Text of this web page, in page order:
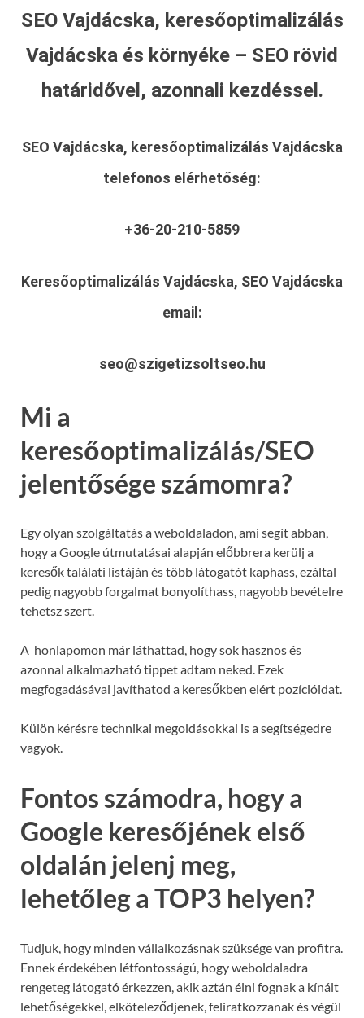
SEO Vajdácska, keresőoptimalizálás
Vajdácska és környéke – SEO rövid
határidővel, azonnali kezdéssel.
SEO Vajdácska, keresőoptimalizálás Vajdácska
telefonos elérhetőség:
+36-20-210-5859
Keresőoptimalizálás Vajdácska, SEO Vajdácska
email:
seo@szigetizsoltseo.hu
Mi a
keresőoptimalizálás/SEO
jelentősége számomra?
Egy olyan szolgáltatás a weboldaladon, ami segít abban,
hogy a Google útmutatásai alapján előbbrera kerülj a
keresők találati listáján és több látogatót kaphass, ezáltal
pedig nagyobb forgalmat bonyolíthass, nagyobb bevételre
tehetsz szert.
A honlapomon már láthattad, hogy sok hasznos és
azonnal alkalmazható tippet adtam neked. Ezek
megfogadásával javíthatod a keresőkben elért pozícióidat.
Külön kérésre technikai megoldásokkal is a segítségedre
vagyok.
Fontos számodra, hogy a
Google keresőjének első
oldalán jelenj meg,
lehetőleg a TOP3 helyen?
Tudjuk, hogy minden vállalkozásnak szüksége van profitra.
Ennek érdekében létfontosságú, hogy weboldaladra
rengeteg látogató érkezzen, akik aztán élni fognak a kínált
lehetőségekkel, elköteleződjenek, feliratkozzanak és végül